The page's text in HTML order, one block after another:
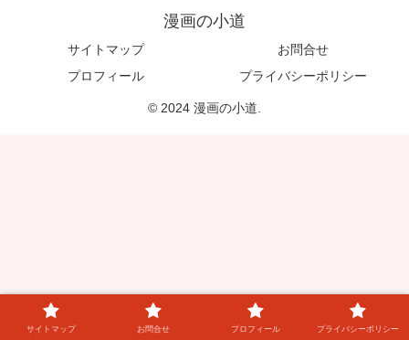
漫画の小道
サイトマップ
お問合せ
プロフィール
プライバシーポリシー
© 2024 漫画の小道.
サイトマップ お問合せ プロフィール プライバシーポリシー